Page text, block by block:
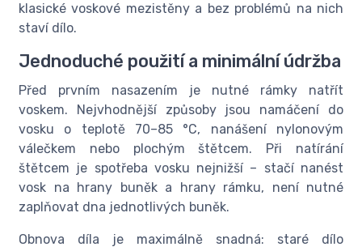
klasické voskové mezistěny a bez problémů na nich
staví dílo.
Jednoduché použití a minimální údržba
Před prvním nasazením je nutné rámky natřít
voskem. Nejvhodnější způsoby jsou namáčení do
vosku o teplotě 70–85 °C, nanášení nylonovým
válečkem nebo plochým štětcem. Při natírání
štětcem je spotřeba vosku nejnižší – stačí nanést
vosk na hrany buněk a hrany rámku, není nutné
zaplňovat dna jednotlivých buněk.
Obnova díla je maximálně snadná: staré dílo